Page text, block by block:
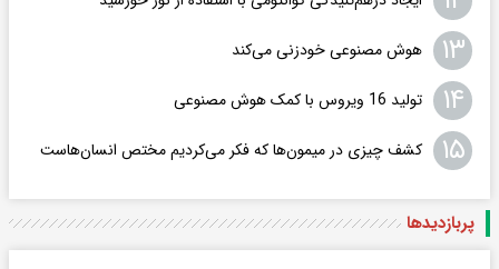
۱۳ هوش مصنوعی خودزنی می‌کند
۱۴ تولید 16 ویروس با کمک هوش مصنوعی
۱۵ کشف چیزی در میمون‌ها که فکر می‌کردیم مختص انسان‌هاست
پربازدید‌ها